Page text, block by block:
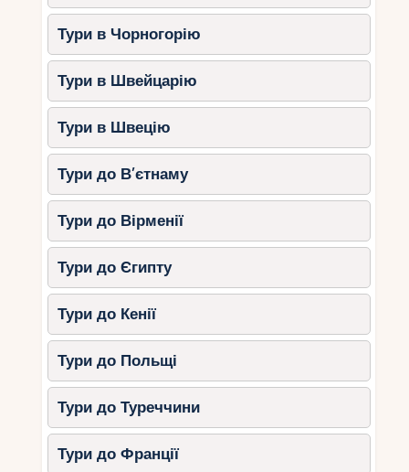
Тури в Чорногорію
Тури в Швейцарію
Тури в Швецію
Тури до В’єтнаму
Тури до Вірменії
Тури до Єгипту
Тури до Кенії
Тури до Польщі
Тури до Туреччини
Тури до Франції